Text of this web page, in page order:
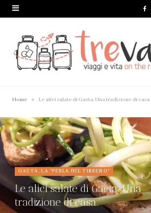
Home » Le alici salate di Gaeta. Una tradizione di casa.
GAETA, LA "PERLA DEL TIRRENO"
Le alici salate di Gaeta. Una
tradizione di casa.